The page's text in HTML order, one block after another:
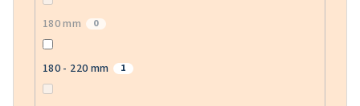
180 mm 0
180 - 220 mm 1